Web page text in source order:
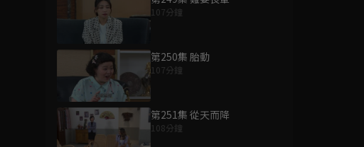
107分鐘
第250集 胎動
107分鐘
第251集 從天而降
108分鐘